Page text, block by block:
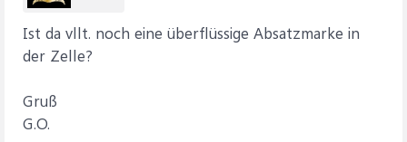
Ist da vllt. noch eine überflüssige Absatzmarke in
der Zelle?
Gruß
G.O.